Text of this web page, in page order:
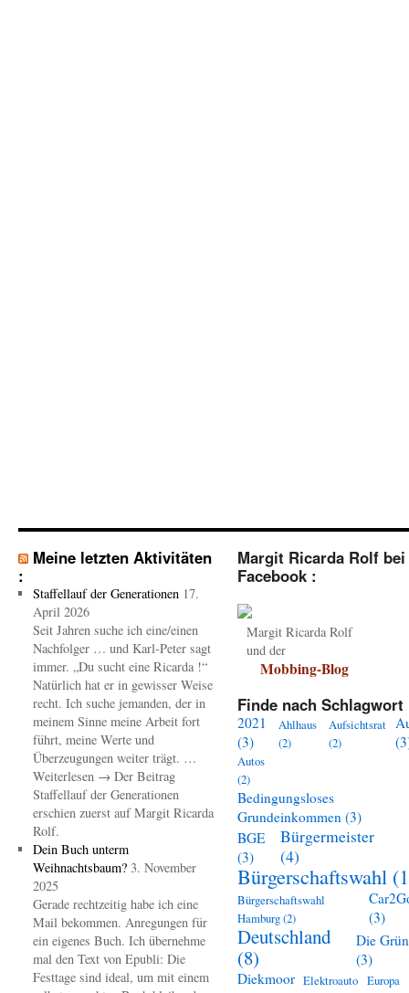
Meine letzten Aktivitäten
:
Staffellauf der Generationen 17.
April 2026
Seit Jahren suche ich eine/einen
Nachfolger … und Karl-Peter sagt
immer. „Du sucht eine Ricarda !“
Natürlich hat er in gewisser Weise
recht. Ich suche jemanden, der in
meinem Sinne meine Arbeit fort
führt, meine Werte und
Überzeugungen weiter trägt. …
Weiterlesen → Der Beitrag
Staffellauf der Generationen
erschien zuerst auf Margit Ricarda
Rolf.
Dein Buch unterm
Weihnachtsbaum? 3. November
2025
Gerade rechtzeitig habe ich eine
Mail bekommen. Anregungen für
ein eigenes Buch. Ich übernehme
mal den Text von Epubli: Die
Festtage sind ideal, um mit einem
Margit Ricarda Rolf bei
Facebook :
Margit Ricarda Rolf
und der
Mobbing-Blog
Finde nach Schlagwort
2021
(3)
Ahlhaus
(2)
Aufsichtsrat
(2)
Autos
(2)
Bedingungsloses
Grundeinkommen (3)
BGE
(3)
Bürgermeister
(4)
Bürgerschaftswahl
Bürgerschaftswahl
Hamburg(2)
(3)
Deutschland
(8)
Die
(3)
Diekmoor Elektroauto Europa